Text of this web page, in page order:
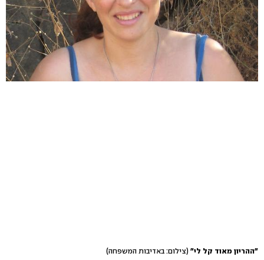
"ההריון מאוד קל לי" (צילום: באדיבות המשפחה)